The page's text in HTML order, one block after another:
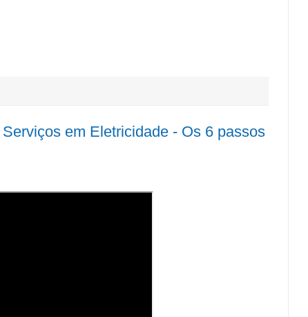
em Eletricidade - Os 6 passos